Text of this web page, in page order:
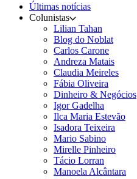
Últimas notícias
Colunistas
Lilian Tahan
Blog do Noblat
Carlos Carone
Andreza Matais
Claudia Meireles
Fábia Oliveira
Dinheiro & Negócios
Igor Gadelha
Ilca Maria Estevão
Isadora Teixeira
Mario Sabino
Mirelle Pinheiro
Tácio Lorran
Manoela Alcântara